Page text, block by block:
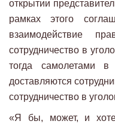
открытии
рамках этого
взаимодействие
сотрудничество в
тогда самолетами в
доставляются
сотрудничество в
«Я бы, может, и